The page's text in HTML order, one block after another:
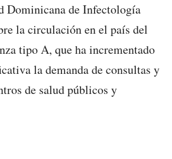
Dominicana de Infectología
la circulación en el país del
tipo A, que ha incrementado
la demanda de consultas y
de salud públicos y